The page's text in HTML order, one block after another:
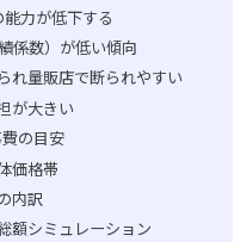
力が低下する
係数）が低い傾向
れ量販店で断られやすい
が大きい
の目安
価格帯
内訳
額シミュレーション